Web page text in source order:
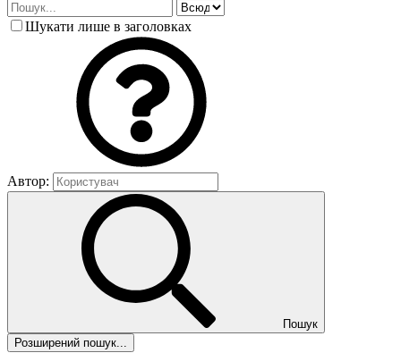
Шукати лише в заголовках
Автор:
Пошук
Розширений пошук...